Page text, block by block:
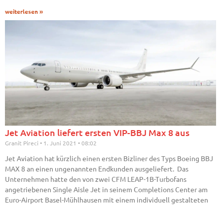
weiterlesen »
Jet Aviation liefert ersten VIP-BBJ Max 8 aus
Granit Pireci 1. Juni 2021 08:02
Jet Aviation hat kürzlich einen ersten Bizliner des Typs Boeing BBJ
MAX 8 an einen ungenannten Endkunden ausgeliefert. Das
Unternehmen hatte den von zwei CFM LEAP-1B-Turbofans
angetriebenen Single Aisle Jet in seinem Completions Center am
Euro-Airport Basel-Mühlhausen mit einem individuell gestalteten